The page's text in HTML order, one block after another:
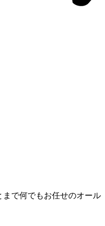
で何でもお任せのオール